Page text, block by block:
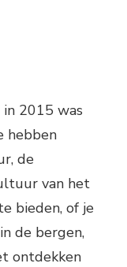
2015 was
hebben
de
van het
bieden, of je
de bergen,
ontdekken